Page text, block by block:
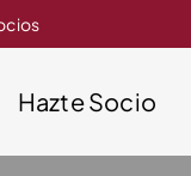
Hazte Socio